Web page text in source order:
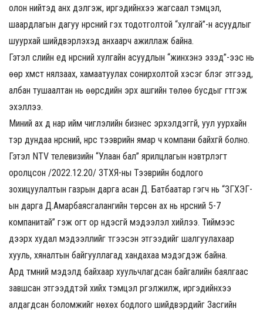
олон нийтэд анх дэлгэж, иргэдийнхээ жагсаал тэмцэл,
шаардлагын дагуу нүүрсний гэх тодотголтой “хулгай”-н асуудлыг
шуурхай шийдвэрлэхэд анхаарч ажиллаж байна.
Гэтэл сүүлийн үед нүүрсний хулгайн асуудлын “жинхэнэ эзэд”-ээс нь
өөр хүмүүст нялзаах, хамаатуулах сонирхолтой хэсэг бүлэг этгээд,
албан тушаалтан нь өөрсдийн эрх ашгийн төлөө бусдыг гүтгэж
эхэллээ.
Миний ах дүү нар ийм чиглэлийн бизнес эрхэлдэггүй, уул уурхайн
тэр дундаа нүүрсний, нүүрс тээврийн ямар ч компани байхгүй болно.
Гэтэл NTV телевизийн “Улаан бал” ярилцлагын нэвтрүүлэгт
оролцсон /2022.12.20/ ЗТХЯ-ны Тээврийн бодлого
зохицуулалтын газрын дарга асан Д. Батбаатар гэгч нь “ЗГХЭГ-
ын дарга Д.Амарбаясгалангийн төрсөн ах нь нүүрсний 5-7
компанитай” гэж огт ор үндэсгүй мэдээлэл хийлээ. Тиймээс
дээрх худал мэдээллийг түгээсэн этгээдийг шалгуулахаар
хууль, хяналтын байгууллагад хандахаа мэдэгдэж байна.
Ард түмний мэдэлд байхаар хуульчлагдсан байгалийн баялгаас
завшсан этгээдүүдтэй хийх тэмцэл үргэлжилж, иргэдийнхээ
алдагдсан боломжийг нөхөх бодлого шийдвэрүүдийг Засгийн